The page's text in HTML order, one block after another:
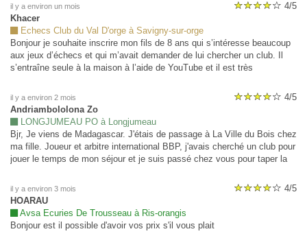
il y a environ un mois
4/5
Khacer
Echecs Club du Val D'orge à Savigny-sur-orge
Bonjour je souhaite inscrire mon fils de 8 ans qui s’intéresse beaucoup
aux jeux d’échecs et qui m’avait demander de lui chercher un club. Il
s’entraîne seule à la maison à l’aide de YouTube et il est très
Savigny sur Orge. Cordialement.
il y a environ 2 mois
4/5
Andriambololona Zo
LONGJUMEAU PO à Longjumeau
Bjr, Je viens de Madagascar. J'étais de passage à La Ville du Bois chez
ma fille. Joueur et arbitre international BBP, j'avais cherché un club pour
jouer le temps de mon séjour et je suis passé chez vous pour taper la
reviendrai un jour.
il y a environ 3 mois
4/5
HOARAU
Avsa Ecuries De Trousseau à Ris-orangis
Bonjour est il possible d'avoir vos prix s'il vous plait